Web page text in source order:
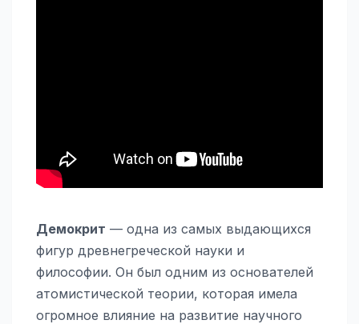
Демокрит — одна из самых выдающихся
фигур древнегреческой науки и
философии. Он был одним из основателей
атомистической теории, которая имела
огромное влияние на развитие научного